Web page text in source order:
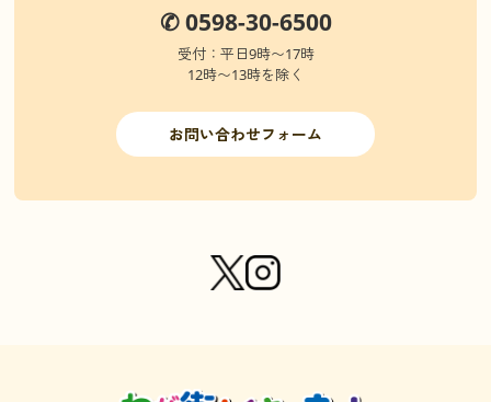
✆ 0598-30-6500
受付：平日9時〜17時
12時〜13時を除く
お問い合わせフォーム